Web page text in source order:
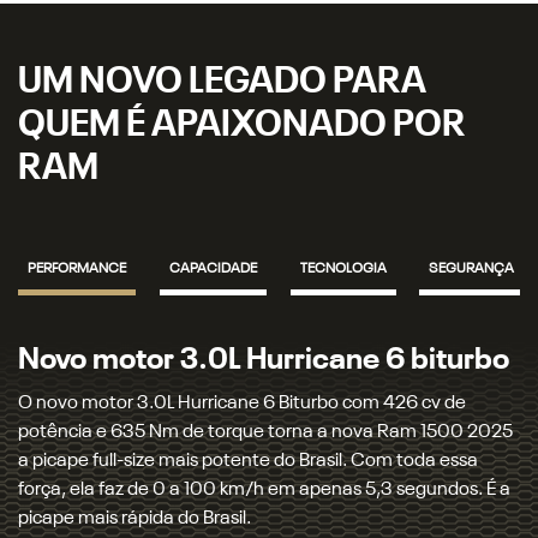
UM NOVO LEGADO PARA
QUEM É APAIXONADO POR
RAM
PERFORMANCE CAPACIDADE TECNOLOGIA SEGURANÇA
Novo motor 3.0L Hurricane 6 biturbo
O novo motor 3.0L Hurricane 6 Biturbo com 426 cv de
potência e 635 Nm de torque torna a nova Ram 1500 2025
a picape full-size mais potente do Brasil. Com toda essa
força, ela faz de 0 a 100 km/h em apenas 5,3 segundos. É a
picape mais rápida do Brasil.